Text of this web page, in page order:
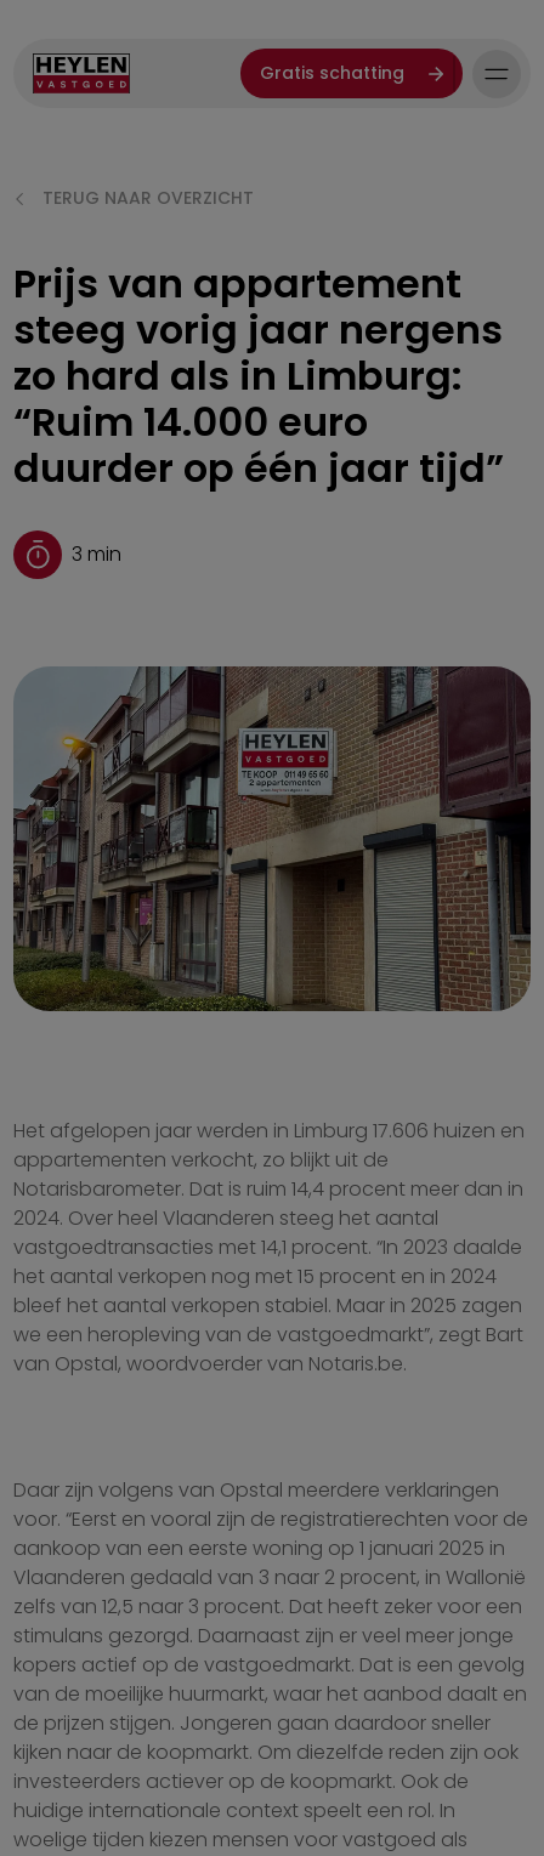
Gratis schatting
TERUG NAAR OVERZICHT
Prijs van appartement
steeg vorig jaar nergens
zo hard als in Limburg:
“Ruim 14.000 euro
duurder op één jaar tijd”
3 min
Het afgelopen jaar werden in Limburg 17.606 huizen en
appartementen verkocht, zo blijkt uit de
Notarisbarometer. Dat is ruim 14,4 procent meer dan in
2024. Over heel Vlaanderen steeg het aantal
vastgoedtransacties met 14,1 procent. “In 2023 daalde
het aantal verkopen nog met 15 procent en in 2024
bleef het aantal verkopen stabiel. Maar in 2025 zagen
we een heropleving van de vastgoedmarkt”, zegt Bart
van Opstal, woordvoerder van Notaris.be.
Daar zijn volgens van Opstal meerdere verklaringen
voor. “Eerst en vooral zijn de registratierechten voor de
aankoop van een eerste woning op 1 januari 2025 in
Vlaanderen gedaald van 3 naar 2 procent, in Wallonië
zelfs van 12,5 naar 3 procent. Dat heeft zeker voor een
stimulans gezorgd. Daarnaast zijn er veel meer jonge
kopers actief op de vastgoedmarkt. Dat is een gevolg
van de moeilijke huurmarkt, waar het aanbod daalt en
de prijzen stijgen. Jongeren gaan daardoor sneller
kijken naar de koopmarkt. Om diezelfde reden zijn ook
investeerders actiever op de koopmarkt. Ook de
huidige internationale context speelt een rol. In
woelige tijden kiezen mensen voor vastgoed als